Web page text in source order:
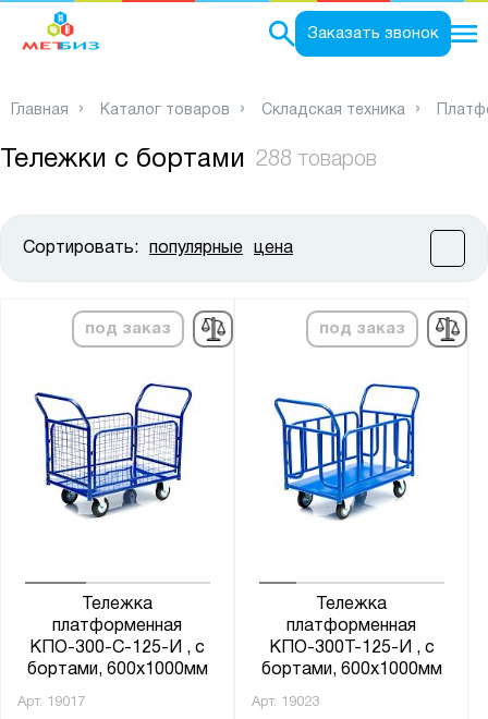
Заказать звонок
Главная Каталог товаров Складская техника
Тележки с бортами 288 товаров
Сортировать: популярные цена
под заказ
Тележка
платформенная
КПО-300-С-125-И , с
бортами, 600х1000мм
Арт. 19017
под заказ
Тележка
платформенная
КПО-300Т-125-И , с
бортами, 600х1000мм
Арт. 19023
от до
Ширина, мм:
от
Грузоподъёмность тележки, кг:
от